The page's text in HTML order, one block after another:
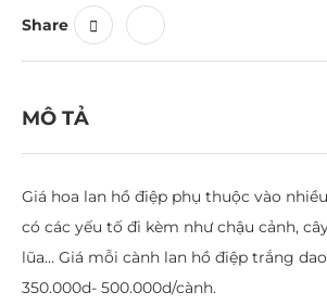
Share
MÔ TẢ
Giá hoa lan hồ điệp phụ thuộc vào
có các yếu tố đi kèm như chậu cảnh,
lũa… Giá mỗi cành lan hồ điệp trắng
350.000d- 500.000d/cành.